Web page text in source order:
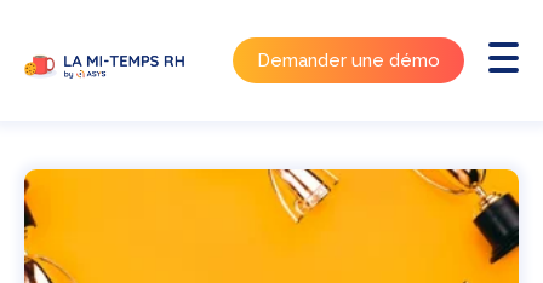
Demander une démo